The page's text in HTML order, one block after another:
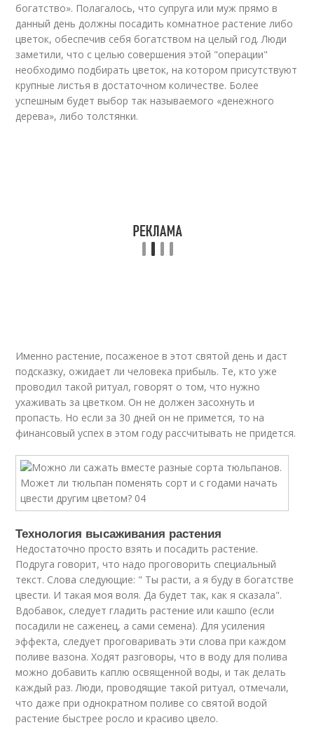
богатство». Полагалось, что супруга или муж прямо в
данный день должны посадить комнатное растение либо
цветок, обеспечив себя богатством на целый год. Люди
заметили, что с целью совершения этой "операции"
необходимо подбирать цветок, на котором присутствуют
крупные листья в достаточном количестве. Более
успешным будет выбор так называемого «денежного
дерева», либо толстянки.
Именно растение, посаженое в этот святой день и даст
подсказку, ожидает ли человека прибыль. Те, кто уже
проводил такой ритуал, говорят о том, что нужно
ухаживать за цветком. Он не должен засохнуть и
пропасть. Но если за 30 дней он не примется, то на
финансовый успех в этом году рассчитывать не придется.
Технология высаживания растения
Недостаточно просто взять и посадить растение.
Подруга говорит, что надо проговорить специальный
текст. Слова следующие: " Ты расти, а я буду в богатстве
цвести. И такая моя воля. Да будет так, как я сказала".
Вдобавок, следует гладить растение или кашпо (если
посадили не саженец, а сами семена). Для усиления
эффекта, следует проговаривать эти слова при каждом
поливе вазона. Ходят разговоры, что в воду для полива
можно добавить каплю освященной воды, и так делать
каждый раз. Люди, проводящие такой ритуал, отмечали,
что даже при однократном поливе со святой водой
растение быстрее росло и красиво цвело.